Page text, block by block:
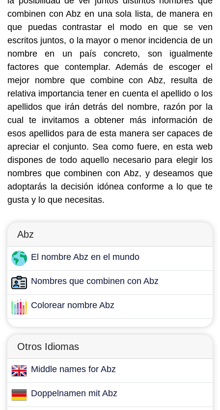
combinen con Abz en una sola lista, de manera en
que puedas contrastar el modo en que se ven
escritos juntos, o la mayor o menor incidencia de un
nombre en un país concreto, son igualmente
factores que contemplar. Además de escoger el
mejor nombre que combine con Abz, resulta de
relativa importancia tener en cuenta el apellido o los
apellidos que irán detrás del nombre, razón por la
cual te invitamos a obtener más información de
esos apellidos para de esta manera ser capaces de
apreciar el conjunto. Sea como fuere, en esta web
dispones de todo aquello necesario para elegir los
nombres que combinen con Abz, y deseamos que
adoptarás la decisión idónea conforme a lo que te
gusta y lo que necesitas.
Abz
El nombre Abz en el mundo
Nombres que combinen con Abz
Colorear nombre Abz
Otros Idiomas
Middle names for Abz
Doppelnamen mit Abz